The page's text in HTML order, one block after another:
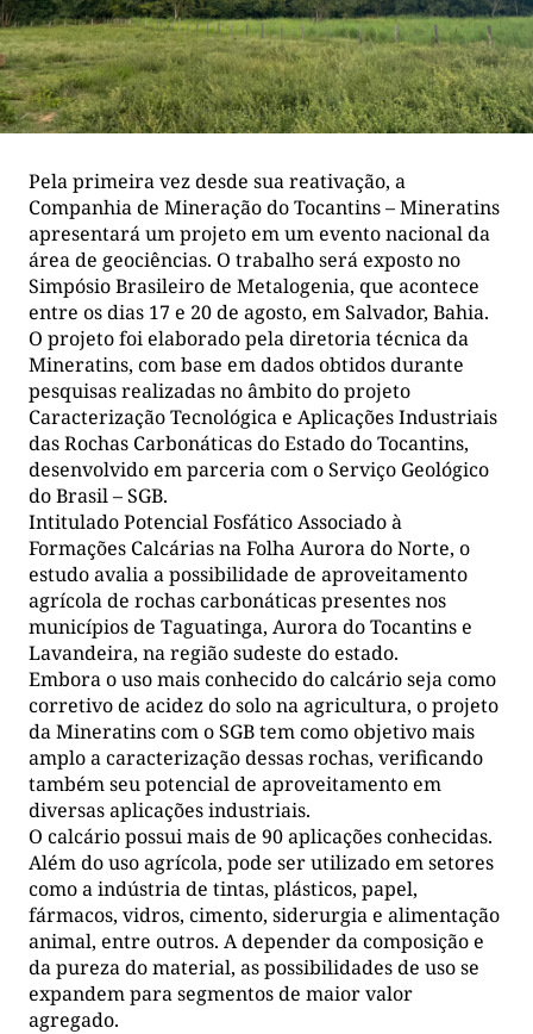
Pela primeira vez desde sua reativação, a
Companhia de Mineração do Tocantins – Mineratins
apresentará um projeto em um evento nacional da
área de geociências. O trabalho será exposto no
Simpósio Brasileiro de Metalogenia, que acontece
entre os dias 17 e 20 de agosto, em Salvador, Bahia.
O projeto foi elaborado pela diretoria técnica da
Mineratins, com base em dados obtidos durante
pesquisas realizadas no âmbito do projeto
Caracterização Tecnológica e Aplicações Industriais
das Rochas Carbonáticas do Estado do Tocantins,
desenvolvido em parceria com o Serviço Geológico
do Brasil – SGB.
Intitulado Potencial Fosfático Associado à
Formações Calcárias na Folha Aurora do Norte, o
estudo avalia a possibilidade de aproveitamento
agrícola de rochas carbonáticas presentes nos
municípios de Taguatinga, Aurora do Tocantins e
Lavandeira, na região sudeste do estado.
Embora o uso mais conhecido do calcário seja como
corretivo de acidez do solo na agricultura, o projeto
da Mineratins com o SGB tem como objetivo mais
amplo a caracterização dessas rochas, verificando
também seu potencial de aproveitamento em
diversas aplicações industriais.
O calcário possui mais de 90 aplicações conhecidas.
Além do uso agrícola, pode ser utilizado em setores
como a indústria de tintas, plásticos, papel,
fármacos, vidros, cimento, siderurgia e alimentação
animal, entre outros. A depender da composição e
da pureza do material, as possibilidades de uso se
expandem para segmentos de maior valor
agregado.